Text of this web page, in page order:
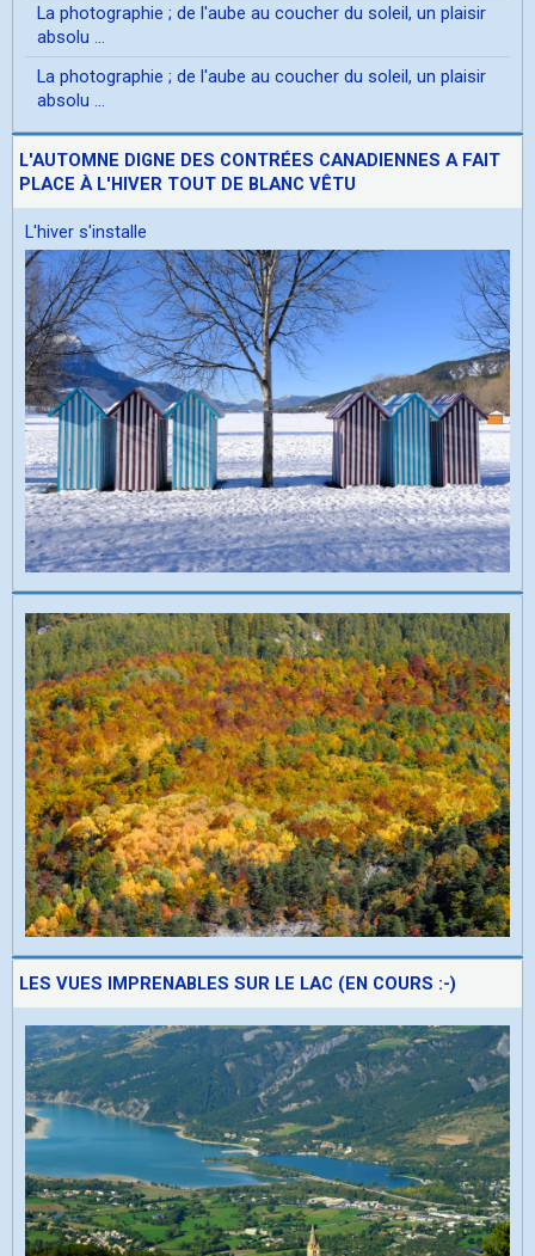
La photographie ; de l'aube au coucher du soleil, un plaisir
absolu ...
La photographie ; de l'aube au coucher du soleil, un plaisir
absolu ...
L'AUTOMNE DIGNE DES CONTRÉES CANADIENNES A FAIT
PLACE À L'HIVER TOUT DE BLANC VÊTU
L'hiver s'installe
LES VUES IMPRENABLES SUR LE LAC (EN COURS :-)